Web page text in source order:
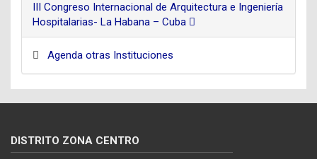
III Congreso Internacional de Arquitectura e Ingeniería
Hospitalarias- La Habana – Cuba
Agenda otras Instituciones
DISTRITO ZONA CENTRO